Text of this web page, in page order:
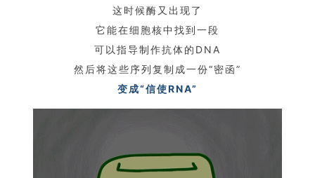
这时候酶又出现了
它能在细胞核中找到一段
可以指导制作抗体的DNA
然后将这些序列复制成一份“密函”
变成“信使RNA”